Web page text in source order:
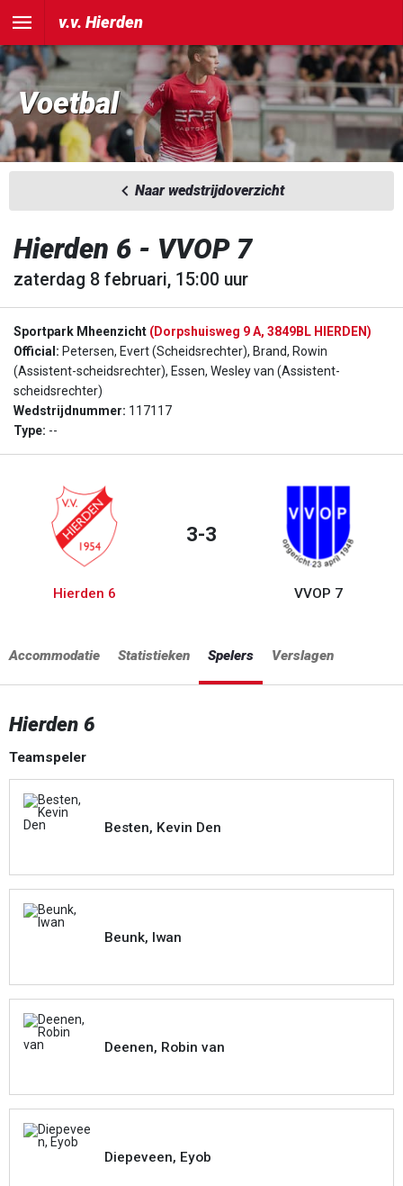
v.v. Hierden
Voetbal
Naar wedstrijdoverzicht
Hierden 6 - VVOP 7
zaterdag 8 februari, 15:00 uur
Sportpark Mheenzicht (Dorpshuisweg 9 A, 3849BL HIERDEN)
Official: Petersen, Evert (Scheidsrechter), Brand, Rowin
(Assistent-scheidsrechter), Essen, Wesley van (Assistent-
scheidsrechter)
Wedstrijdnummer: 117117
Type: --
Hierden 6
3-3
VVOP 7
Accommodatie Statistieken Spelers Verslagen
Hierden 6
Teamspeler
Besten, Kevin Den
Beunk, Iwan
Deenen, Robin van
Diepeveen, Eyob